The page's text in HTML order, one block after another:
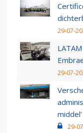
29-07-
29-07-
middel’
29-